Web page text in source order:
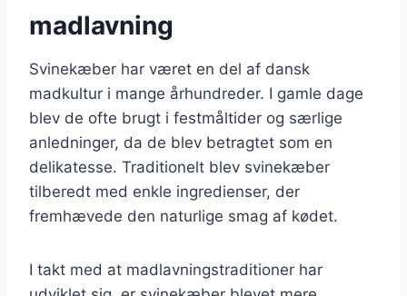
madlavning
Svinekæber har været en del af dansk
madkultur i mange århundreder. I gamle dage
blev de ofte brugt i festmåltider og særlige
anledninger, da de blev betragtet som en
delikatesse. Traditionelt blev svinekæber
tilberedt med enkle ingredienser, der
fremhævede den naturlige smag af kødet.
I takt med at madlavningstraditioner har